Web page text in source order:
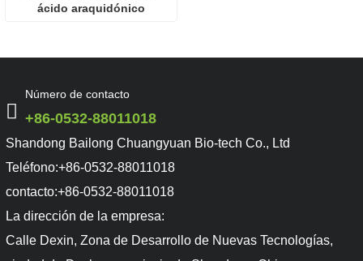
ácido araquidónico
Número de contacto
+86-0532-88011018
Shandong Bailong Chuangyuan Bio-tech Co., Ltd
Teléfono:+86-0532-88011018
contacto:+86-0532-88011018
La dirección de la empresa:
Calle Dexin, Zona de Desarrollo de Nuevas Tecnologías,